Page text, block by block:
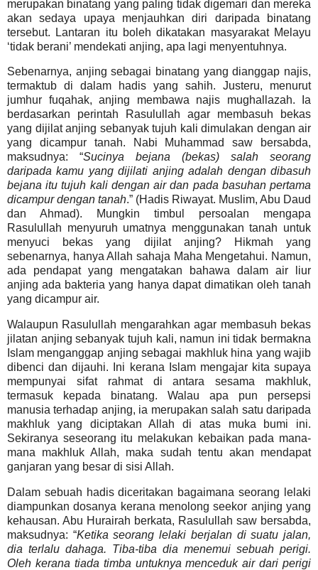
merupakan binatang yang paling tidak digemari dan mereka
akan sedaya upaya menjauhkan diri daripada binatang
tersebut. Lantaran itu boleh dikatakan masyarakat Melayu
‘tidak berani’ mendekati anjing, apa lagi menyentuhnya.
Sebenarnya, anjing sebagai binatang yang dianggap najis,
termaktub di dalam hadis yang sahih. Justeru, menurut
jumhur fuqahak, anjing membawa najis mughallazah. Ia
berdasarkan perintah Rasulullah agar membasuh bekas
yang dijilat anjing sebanyak tujuh kali dimulakan dengan air
yang dicampur tanah. Nabi Muhammad saw bersabda,
maksudnya: “Sucinya bejana (bekas) salah seorang
daripada kamu yang dijilati anjing adalah dengan dibasuh
bejana itu tujuh kali dengan air dan pada basuhan pertama
dicampur dengan tanah.” (Hadis Riwayat. Muslim, Abu Daud
dan Ahmad). Mungkin timbul persoalan mengapa
Rasulullah menyuruh umatnya menggunakan tanah untuk
menyuci bekas yang dijilat anjing? Hikmah yang
sebenarnya, hanya Allah sahaja Maha Mengetahui. Namun,
ada pendapat yang mengatakan bahawa dalam air liur
anjing ada bakteria yang hanya dapat dimatikan oleh tanah
yang dicampur air.
Walaupun Rasulullah mengarahkan agar membasuh bekas
jilatan anjing sebanyak tujuh kali, namun ini tidak bermakna
Islam menganggap anjing sebagai makhluk hina yang wajib
dibenci dan dijauhi. Ini kerana Islam mengajar kita supaya
mempunyai sifat rahmat di antara sesama makhluk,
termasuk kepada binatang. Walau apa pun persepsi
manusia terhadap anjing, ia merupakan salah satu daripada
makhluk yang diciptakan Allah di atas muka bumi ini.
Sekiranya seseorang itu melakukan kebaikan pada mana-
mana makhluk Allah, maka sudah tentu akan mendapat
ganjaran yang besar di sisi Allah.
Dalam sebuah hadis diceritakan bagaimana seorang lelaki
diampunkan dosanya kerana menolong seekor anjing yang
kehausan. Abu Hurairah berkata, Rasulullah saw bersabda,
maksudnya: “Ketika seorang lelaki berjalan di suatu jalan,
dia terlalu dahaga. Tiba-tiba dia menemui sebuah perigi.
Oleh kerana tiada timba untuknya menceduk air dari perigi